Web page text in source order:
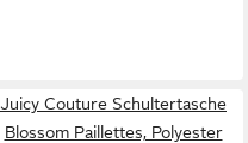
Juicy Couture Schultertasche
Blossom Paillettes, Polyester